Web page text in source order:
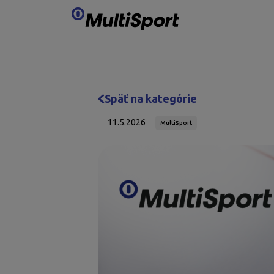
Preskočiť obsah
Späť na kategórie
11.5.2026 MultiSport